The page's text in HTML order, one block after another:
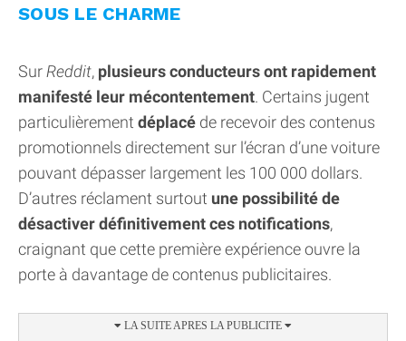
SOUS LE CHARME
SurReddit, plusieurs conducteurs ont rapidement
manifesté leur mécontentement. Certains jugent
particulièrement déplacé de recevoir des contenus
promotionnels directement sur l’écran d’une voiture
pouvant dépasser largement les 100 000 dollars.
D’autres réclament surtout une possibilité de
désactiver définitivement ces notifications,
craignant que cette première expérience ouvre la
porte à davantage de contenus publicitaires.